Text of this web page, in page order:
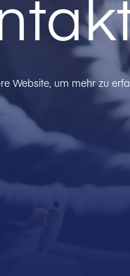
Website, um mehr zu